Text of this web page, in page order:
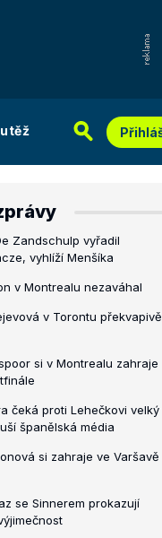
Zandschulp vyřadil
vyhlíží Menšíka
v Montrealu nezaváhal
v Torontu překvapivě
si v Montrealu zahraje
čeká proti Lehečkovi velký
španělská média
si zahraje ve Varšavě
se Sinnerem prokazují